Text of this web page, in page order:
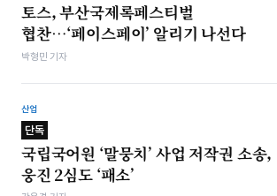
토스, 부산국제록페스티벌
협찬…‘페이스페이’ 알리기 나선다
박형민 기자
산업
단독
국립국어원 ‘말뭉치’ 사업 저작권 소송,
웅진 2심도 ‘패소’